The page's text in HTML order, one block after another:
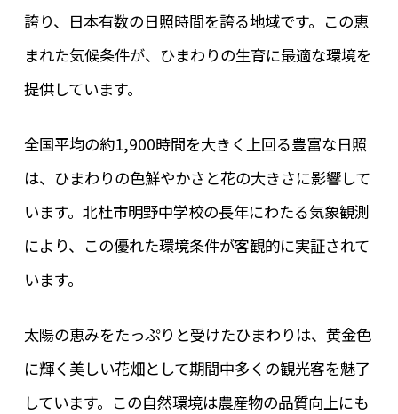
誇り、日本有数の日照時間を誇る地域です。この恵
まれた気候条件が、ひまわりの生育に最適な環境を
提供しています。
全国平均の約1,900時間を大きく上回る豊富な日照
は、ひまわりの色鮮やかさと花の大きさに影響して
います。北杜市明野中学校の長年にわたる気象観測
により、この優れた環境条件が客観的に実証されて
います。
太陽の恵みをたっぷりと受けたひまわりは、黄金色
に輝く美しい花畑として期間中多くの観光客を魅了
しています。この自然環境は農産物の品質向上にも